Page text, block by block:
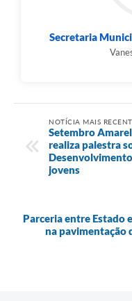
Secretaria
NOTÍCIA MAIS
Setembro
realiza palestra
jovens
Parceria entre Estado
na pavimentação